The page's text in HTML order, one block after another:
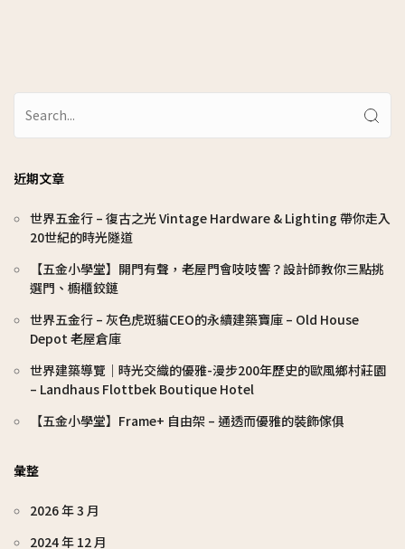
近期文章
世界五金行 – 復古之光 Vintage Hardware & Lighting 帶你走入
20世紀的時光隧道
【五金小學堂】開門有聲，老屋門會吱吱響？設計師教你三點挑
選門、櫥櫃鉸鏈
世界五金行 – 灰色虎斑貓CEO的永續建築寶庫 – Old House
Depot 老屋倉庫
世界建築導覽｜時光交織的優雅-漫步200年歷史的歐風鄉村莊園
– Landhaus Flottbek Boutique Hotel
【五金小學堂】Frame+ 自由架 – 通透而優雅的裝飾傢俱
彙整
2026 年 3 月
2024 年 12 月